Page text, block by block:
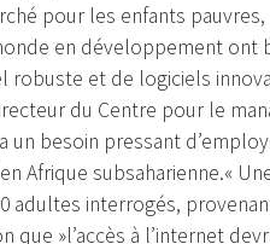
pour les enfants pauvres,
en développement ont
et de logiciels
du Centre pour le
besoin pressant
Afrique subsaharienne.«
adultes interrogés,
que »l’accès à l’internet